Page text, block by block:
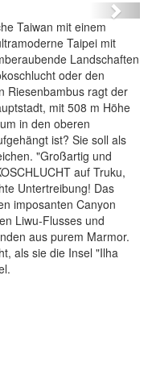
Next
Taiwan mit einem
Taipei mit
Landschaften
oder den
Riesenbambus ragt der
mit 508 m Höhe
in den oberen
ist? Sie soll als
"Großartig und
auf Truku,
Untertreibung! Das
imposanten Canyon
Liwu-Flusses und
aus purem Marmor.
als sie die Insel "Ilha